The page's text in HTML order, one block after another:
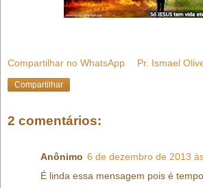
Compartilhar no WhatsApp Pr. Ismael
Compartilhar
2 comentários:
Anônimo 6 de dezembro de 2013
É linda essa mensagem pois é